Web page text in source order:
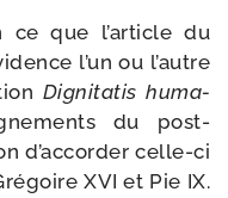
ce que l’article du
l’un ou l’autre
Dignitatis huma­
du post-​
d’accorder celle-​ci
XVI et Pie IX.